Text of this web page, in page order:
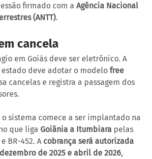
firmado com a Agência Nacional
(ANTT).
cancela
em Goiás deve ser eletrônico. A
estado deve adotar o modelo free
cancelas e registra a passagem dos
sistema comece a ser implantado na
que liga Goiânia a Itumbiara pelas
BR-452. A cobrança será autorizada
de 2025 e abril de 2026,